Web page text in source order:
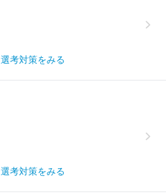
選考対策をみる
選考対策をみる